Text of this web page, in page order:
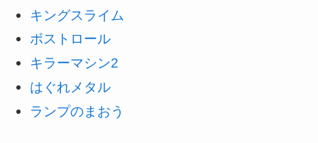
キングスライム
ボストロール
キラーマシン2
はぐれメタル
ランプのまおう